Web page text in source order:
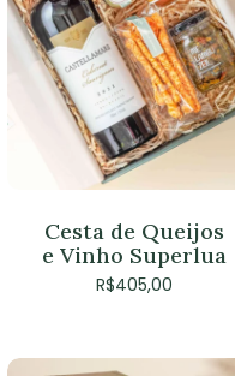
Cesta de Queijos
e Vinho Superlua
R$405,00